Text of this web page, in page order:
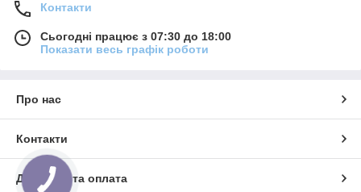
Контакти
Сьогодні працює з 07:30 до 18:00
Показати весь графік роботи
Про нас
Контакти
Доставка та оплата